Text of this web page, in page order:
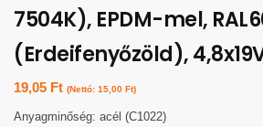
7504K), EPDM-mel,
(Erdeifenyőzöld),
19,05 Ft (Nettó: 15,00 Ft)
Anyagminőség: acél (C1022)